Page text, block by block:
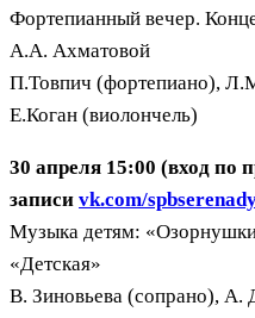
Фортепианный вечер.
А.А. Ахматовой
П.Товпич (фортепиано),
Е.Коган (виолончель)
30 апреля 15:00 (вход по
записи vk.com/
Музыка детям:
«Детская»
В. Зиновьева (сопрано), А.